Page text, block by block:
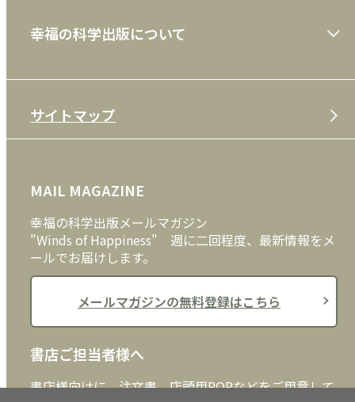
雑誌
CD
DVD・ブルーレイ
外国語
利用規約
特定商取引法
プライバシーポリシー
クッキーポリシー
幸福の科学出版について
メディア・ライブラリー
サイトマップ
MAIL MAGAZINE
幸福の科学出版メールマガジン
"Winds of Happiness" 週に二回程度、最新情報をメ
ールでお届けします。
メールマガジンの無料登録はこちら
書店ご担当者様へ
書店様向けに、注文書、店頭用POPなどをご用意して